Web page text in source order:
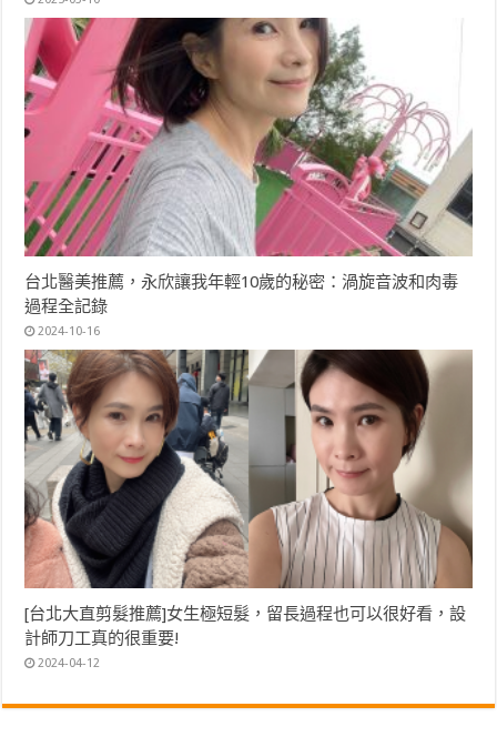
台北醫美推薦，永欣讓我年輕10歲的秘密：渦旋音波和肉毒
過程全記錄
2024-10-16
[台北大直剪髮推薦]女生極短髮，留長過程也可以很好看，設
計師刀工真的很重要!
2024-04-12